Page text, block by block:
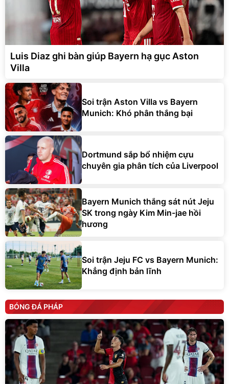
Luis Diaz ghi bàn giúp Bayern hạ gục Aston
Villa
Soi trận Aston Villa vs Bayern
Munich: Khó phân thắng bại
Dortmund sắp bổ nhiệm cựu
chuyên gia phân tích của Liverpool
Bayern Munich thắng sát nút Jeju
SK trong ngày Kim Min-jae hồi
hương
Soi trận Jeju FC vs Bayern Munich:
Khẳng định bản lĩnh
BÓNG ĐÁ PHÁP